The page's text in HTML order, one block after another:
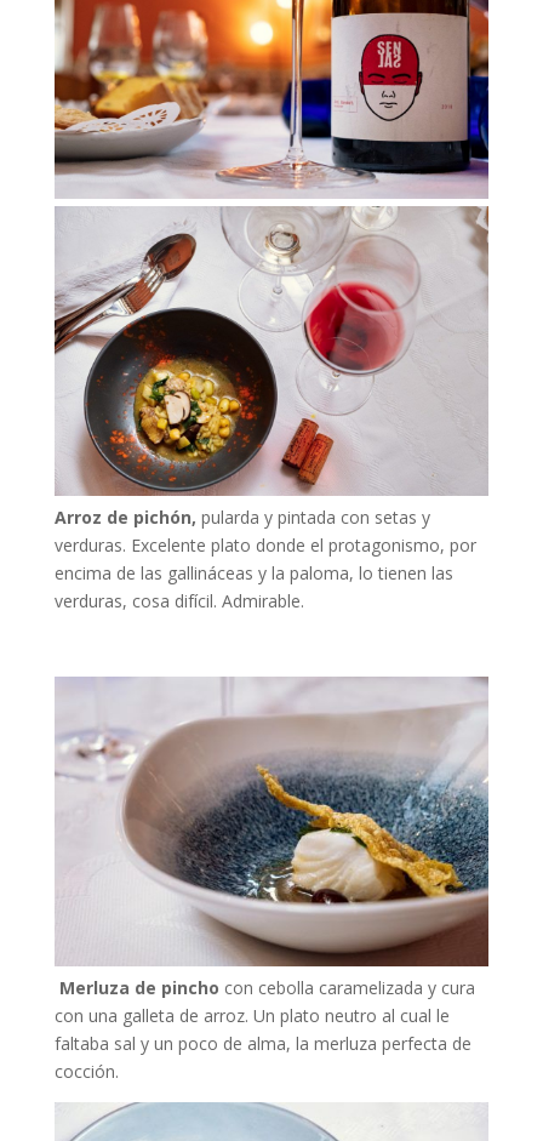
Arroz de pichón, pularda y pintada con setas y
verduras. Excelente plato donde el protagonismo, por
encima de las gallináceas y la paloma, lo tienen las
verduras, cosa difícil. Admirable.
Merluza de pincho con cebolla caramelizada y cura
con una galleta de arroz. Un plato neutro al cual le
faltaba sal y un poco de alma, la merluza perfecta de
cocción.